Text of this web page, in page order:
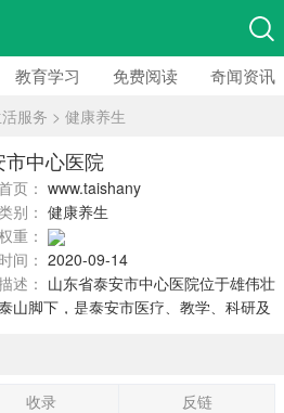
教育学习 免费阅读 奇闻资讯
服务 > 健康养生
市中心医院
页： www.taishanyy.com
别： 健康养生
重：
间： 2020-09-14
述： 山东省泰安市中心医院位于雄伟壮
山脚下，是泰安市医疗、教学、科研及
收录
反链